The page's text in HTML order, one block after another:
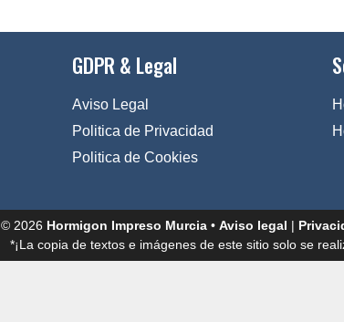
GDPR & Legal
Aviso Legal
Politica de Privacidad
Politica de Cookies
© 2026 Hormigon Impreso Murcia • Aviso legal |
*¡La copia de textos e imágenes de este sitio solo se